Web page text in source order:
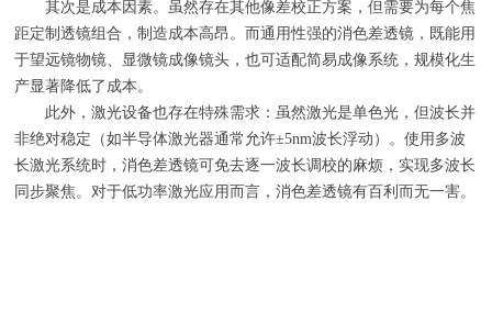
其次是成本因素。虽然存在其他像差校正方案，但需要为每个焦
距定制透镜组合，制造成本高昂。而通用性强的消色差透镜，既能用
于望远镜物镜、显微镜成像镜头，也可适配简易成像系统，规模化生
产显著降低了成本。
此外，激光设备也存在特殊需求：虽然激光是单色光，但波长并
非绝对稳定（如半导体激光器通常允许±5nm波长浮动）。使用多波
长激光系统时，消色差透镜可免去逐一波长调校的麻烦，实现多波长
同步聚焦。对于低功率激光应用而言，消色差透镜有百利而无一害。